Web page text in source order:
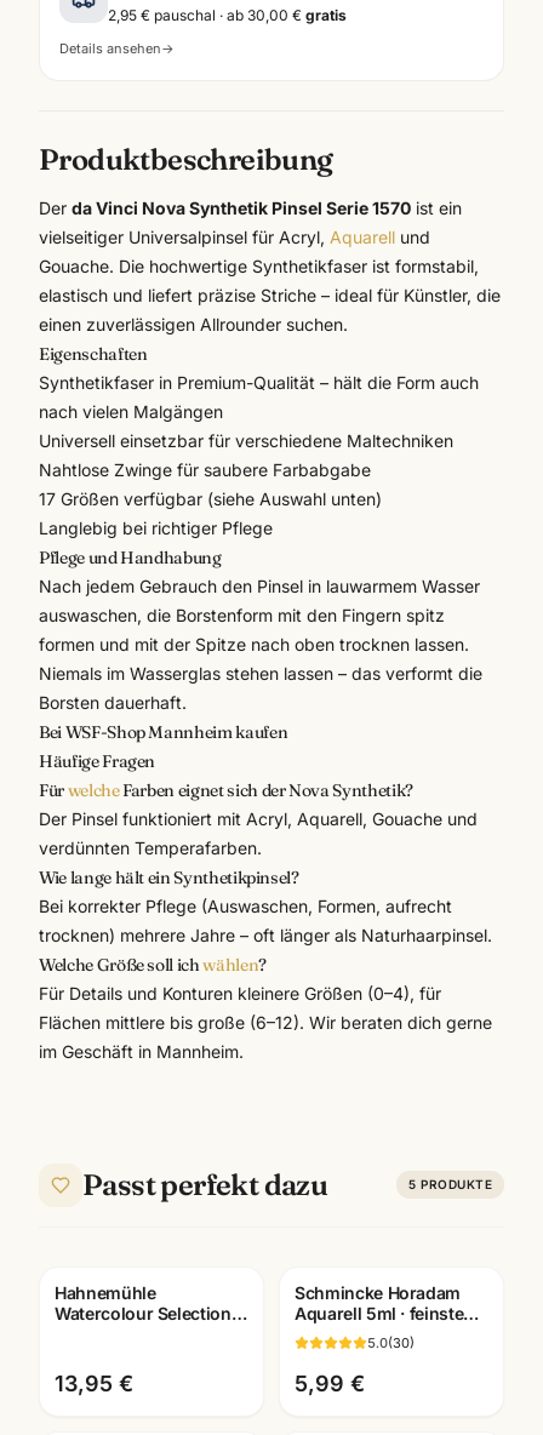
2,95 € pauschal · ab 30,00 € gratis
Details ansehen→
Produktbeschreibung
Der da Vinci Nova Synthetik Pinsel Serie 1570 ist ein
vielseitiger Universalpinsel für Acryl, Aquarell und
Gouache. Die hochwertige Synthetikfaser ist formstabil,
elastisch und liefert präzise Striche – ideal für Künstler, die
einen zuverlässigen Allrounder suchen.
Eigenschaften
Synthetikfaser in Premium-Qualität – hält die Form auch
nach vielen Malgängen
Universell einsetzbar für verschiedene Maltechniken
Nahtlose Zwinge für saubere Farbabgabe
17 Größen verfügbar (siehe Auswahl unten)
Langlebig bei richtiger Pflege
Pflege und Handhabung
Nach jedem Gebrauch den Pinsel in lauwarmem Wasser
auswaschen, die Borstenform mit den Fingern spitz
formen und mit der Spitze nach oben trocknen lassen.
Niemals im Wasserglas stehen lassen – das verformt die
Borsten dauerhaft.
Bei WSF-Shop Mannheim kaufen
Häufige Fragen
FürwelcheFarben eignet sich der Nova Synthetik?
Der Pinsel funktioniert mit Acryl, Aquarell, Gouache und
verdünnten Temperafarben.
Wie lange hält ein Synthetikpinsel?
Bei korrekter Pflege (Auswaschen, Formen, aufrecht
trocknen) mehrere Jahre – oft länger als Naturhaarpinsel.
Welche Größe soll ichwählen?
Für Details und Konturen kleinere Größen (0–4), für
Flächen mittlere bis große (6–12). Wir beraten dich gerne
im Geschäft in Mannheim.
Passt perfekt dazu 5 PRODUKTE
Hahnemühle
Watercolour Selection
Mannheim
13,95 €
Schmincke Horadam
Aquarell 5ml · feinste
Künstlerfarben · alle
Farben Mannheim
5.0(30)
5,99 €